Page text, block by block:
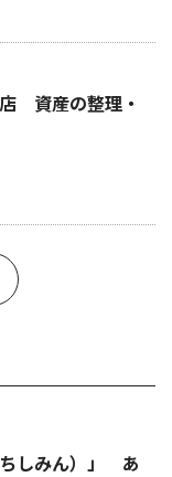
資産の整理・
しみん）」 あ